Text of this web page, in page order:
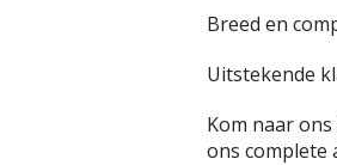
Breed en
Uitstekende
Kom naar
ons complete